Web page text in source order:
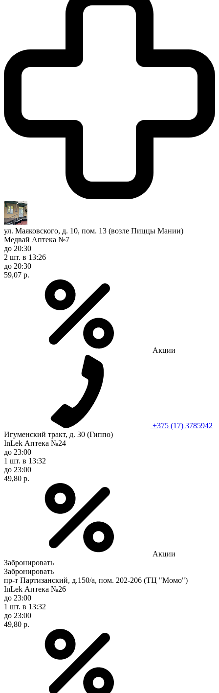
ул. Маяковского, д. 10, пом. 13 (возле Пиццы Мании)
Медвай Аптека №7
до 20:30
2 шт. в 13:26
до 20:30
59,07 р.
Акции
+375 (17) 3785942
Игуменский тракт, д. 30 (Гиппо)
InLek Аптека №24
до 23:00
1 шт. в 13:32
до 23:00
49,80 р.
Акции
Забронировать
Забронировать
пр-т Партизанский, д.150/а, пом. 202-206 (ТЦ "Момо")
InLek Аптека №26
до 23:00
1 шт. в 13:32
до 23:00
49,80 р.